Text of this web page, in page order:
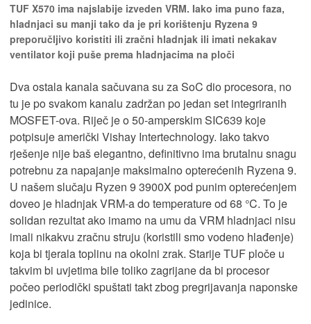
TUF X570 ima najslabije izveden VRM. Iako ima puno faza,
hladnjaci su manji tako da je pri korištenju Ryzena 9
preporučljivo koristiti ili zračni hladnjak ili imati nekakav
ventilator koji puše prema hladnjacima na ploči
Dva ostala kanala sačuvana su za SoC dio procesora, no
tu je po svakom kanalu zadržan po jedan set integriranih
MOSFET-ova. Riječ je o 50-amperskim SIC639 koje
potpisuje američki Vishay Intertechnology. Iako takvo
rješenje nije baš elegantno, definitivno ima brutalnu snagu
potrebnu za napajanje maksimalno opterećenih Ryzena 9.
U našem slučaju Ryzen 9 3900X pod punim opterećenjem
doveo je hladnjak VRM-a do temperature od 68 °C. To je
solidan rezultat ako imamo na umu da VRM hladnjaci nisu
imali nikakvu zračnu struju (koristili smo vodeno hlađenje)
koja bi tjerala toplinu na okolni zrak. Starije TUF ploče u
takvim bi uvjetima bile toliko zagrijane da bi procesor
počeo periodički spuštati takt zbog pregrijavanja naponske
jedinice.